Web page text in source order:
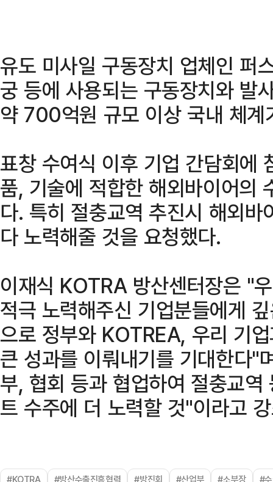
유도 미사일 구동장치 업체인 퍼
궁 등에 사용되는 구동장치와 발
약 700억원 규모 이상 국내 체계
표창 수여식 이후 기업 간담회에
품, 기술에 적합한 해외바이어의
다. 특히 절충교역 추진시 해외
다 노력해줄 것을 요청했다.
이재식 KOTRA 방산센터장은 "
적극 노력해주신 기업분들에게
으로 정부와 KOTREA, 우리 기
큰 성과를 이뤄내기를 기대한다"
부, 협회 등과 협업하여 절충교
트 수주에 더 노력할 것"이라고
#KOTRA #방산수출진흥협력 #방진회 #산업부 #소부장 #